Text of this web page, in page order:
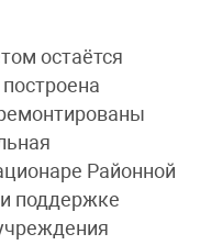
остаётся
Районной
поддержке